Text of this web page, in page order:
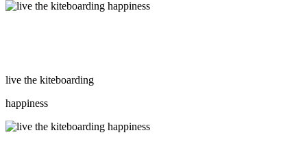
live the kiteboarding
happiness